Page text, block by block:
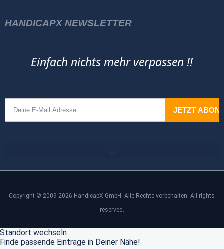
HANDICAPX NEWSLETTER
Einfach nichts mehr verpassen !!
Copyright © 2009-2026 HandicapX GmbH. Alle Rechte vorbehalten. All rights
reserved.
Standort wechseln
Finde passende Einträge in Deiner Nähe!